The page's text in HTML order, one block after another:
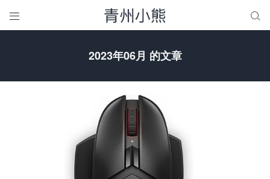
 
2023年06月 的文章